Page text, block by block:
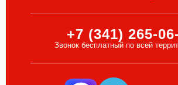
+7 (341) 265-
Звонок бесплатный по всей